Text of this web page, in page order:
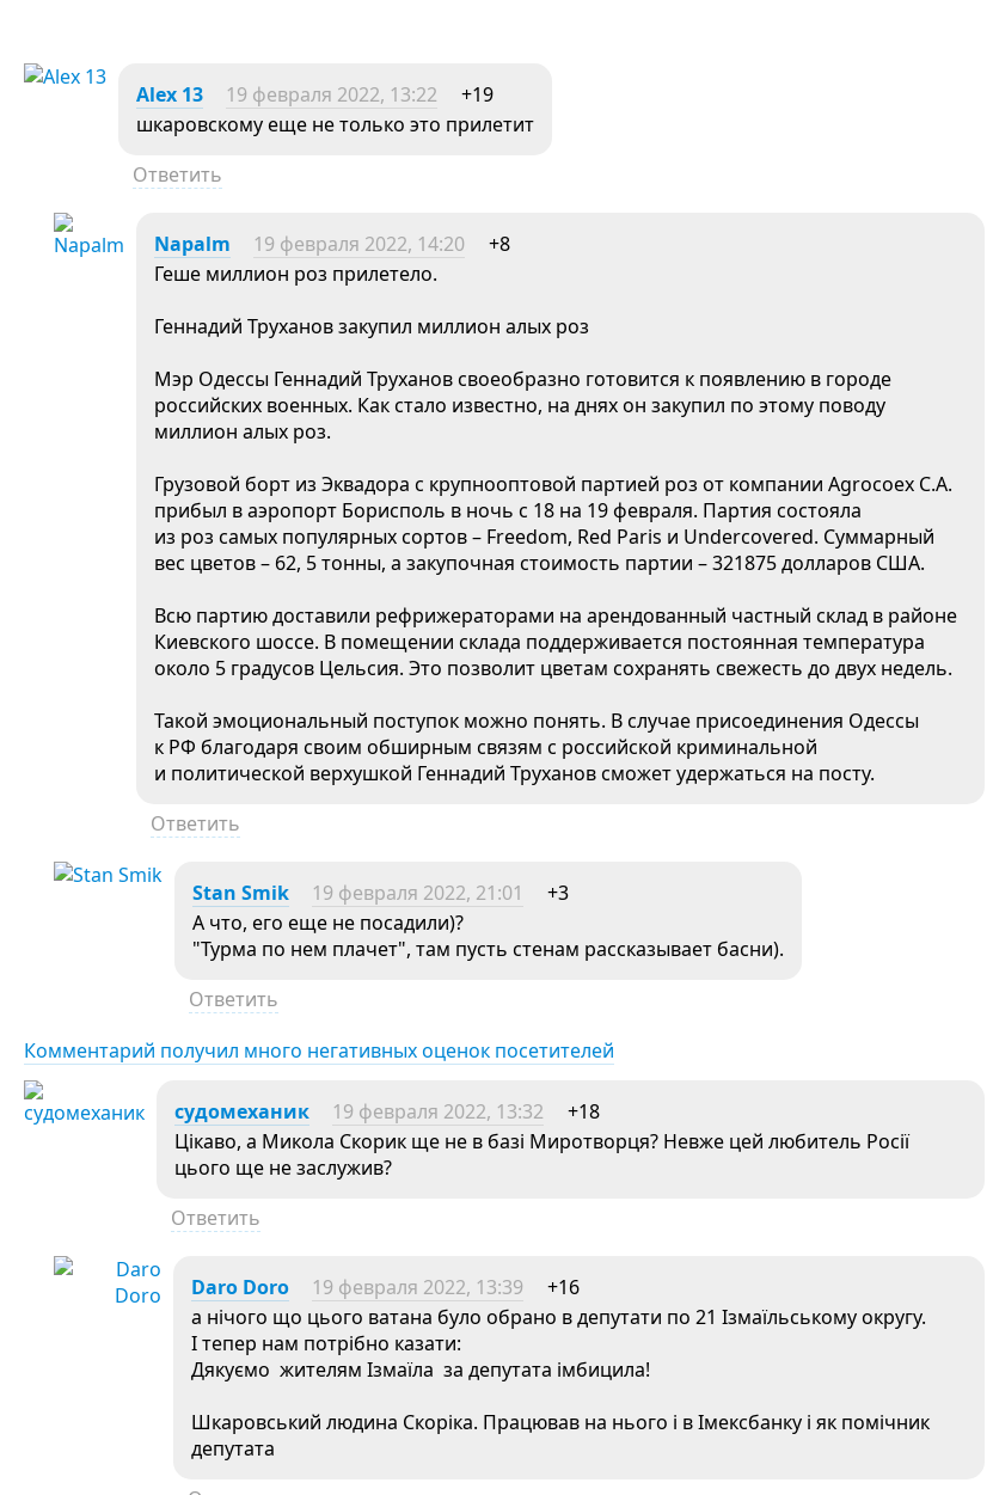
Alex 13 19 февраля 2022, 13:22
+19
шкаровскому еще не только это прилетит
Ответить
Napalm 19 февраля 2022, 14:20
+8
Геше миллион роз прилетело.
Геннадий Труханов закупил миллион алых роз
Мэр Одессы Геннадий Труханов своеобразно готовится к появлению в городе
российских военных. Как стало известно, на днях он закупил по этому поводу
миллион алых роз.
Грузовой борт из Эквадора с крупнооптовой партией роз от компании Agrocoex C.A.
прибыл в аэропорт Борисполь в ночь с 18 на 19 февраля. Партия состояла
из роз самых популярных сортов – Freedom, Red Paris и Undercovered. Суммарный
вес цветов – 62, 5 тонны, а закупочная стоимость партии – 321875 долларов США.
Всю партию доставили рефрижераторами на арендованный частный склад в районе
Киевского шоссе. В помещении склада поддерживается постоянная температура
около 5 градусов Цельсия. Это позволит цветам сохранять свежесть до двух недель.
Такой эмоциональный поступок можно понять. В случае присоединения Одессы
к РФ благодаря своим обширным связям с российской криминальной
и политической верхушкой Геннадий Труханов сможет удержаться на посту.
Ответить
Stan Smik 19 февраля 2022, 21:01
+3
А что, его еще не посадили)?
"Турма по нем плачет", там пусть стенам рассказывает басни).
Ответить
Комментарий получил много негативных оценок посетителей
судомеханик 19 февраля 2022, 13:32
+18
Цікаво, а Микола Скорик ще не в базі Миротворця? Невже цей любитель Росії
цього ще не заслужив?
Ответить
Daro Doro 19 февраля 2022, 13:39
+16
а нічого що цього ватана було обрано в депутати по 21 Ізмаїльському округу.
І тепер нам потрібно казати:
Дякуємо жителям Ізмаїла за депутата імбицила!
Шкаровський людина Скоріка. Працював на нього і в Імексбанку і як помічник
депутата